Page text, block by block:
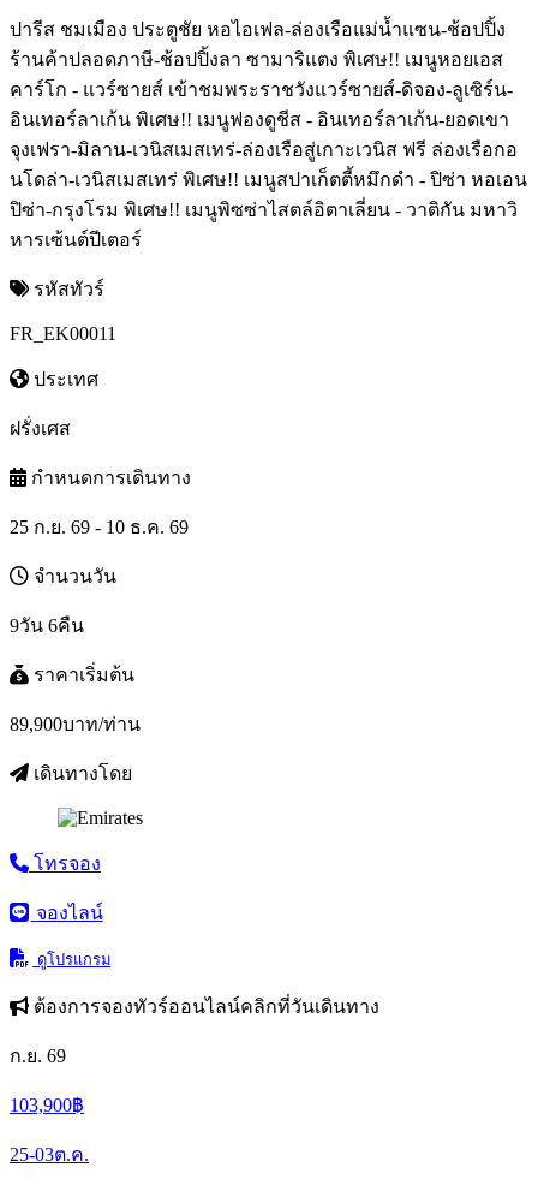
ปารีส ชมเมือง ประตูชัย หอไอเฟล-ล่องเรือแม่น้ำแซน-ช้อปปิ้ง
ร้านค้าปลอดภาษี-ช้อปปิ้งลา ซามาริแตง พิเศษ!! เมนูหอยเอส
คาร์โก - แวร์ซายส์ เข้าชมพระราชวังแวร์ซายส์-ดิจอง-ลูเซิร์น-
อินเทอร์ลาเก้น พิเศษ!! เมนูฟองดูชีส - อินเทอร์ลาเก้น-ยอดเขา
จุงเฟรา-มิลาน-เวนิสเมสเทร่-ล่องเรือสู่เกาะเวนิส ฟรี ล่องเรือกอ
นโดล่า-เวนิสเมสเทร่ พิเศษ!! เมนูสปาเก็ตตี้หมึกดำ - ปิซ่า หอเอน
ปิซ่า-กรุงโรม พิเศษ!! เมนูพิซซ่าไสตล์อิตาเลี่ยน - วาติกัน มหาวิ
หารเซ้นต์ปีเตอร์
รหัสทัวร์
FR_EK00011
ประเทศ
ฝรั่งเศส
กำหนดการเดินทาง
25 ก.ย. 69 - 10 ธ.ค. 69
จำนวนวัน
9วัน 6คืน
ราคาเริ่มต้น
89,900บาท/ท่าน
เดินทางโดย
โทรจอง
จองไลน์
ดูโปรแกรม
ต้องการจองทัวร์ออนไลน์คลิกที่วันเดินทาง
ก.ย. 69
103,900฿
25-03ต.ค.